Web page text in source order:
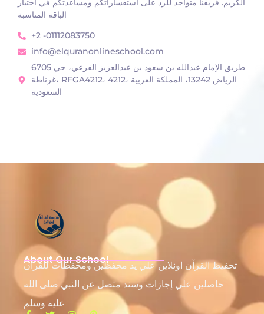
الكريم. فريقنا متواجد للرد على استفساراتكم ومساعدتكم في اختيار
الباقة المناسبة
+2 -01112083750
info@elquranonlineschool.com
6705 طريق الإمام عبدالله بن سعود بن عبدالعزيز الفرعي، حي
غرناطة، RFGA4212، 4212، الرياض 13242، المملكة العربية
السعودية
About Our School
تحفيظ القرآن اونلاين علي يد محفظين ومحفظات للقرآن
حاصلين علي إجازات وسند متصل عن النبي صلى الله
عليه وسلم